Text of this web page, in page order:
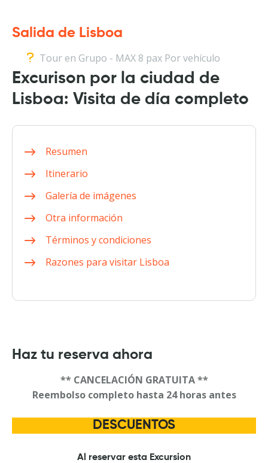
Salida de Lisboa
Tour en Grupo - MAX 8 pax Por vehículo
Excurison por la ciudad de
Lisboa: Visita de día completo
Resumen
Itinerario
Galería de imágenes
Otra información
Términos y condiciones
Razones para visitar Lisboa
Haz tu reserva ahora
** CANCELACIÓN GRATUITA **
Reembolso completo hasta 24 horas antes
DESCUENTOS
Al reservar esta Excursion